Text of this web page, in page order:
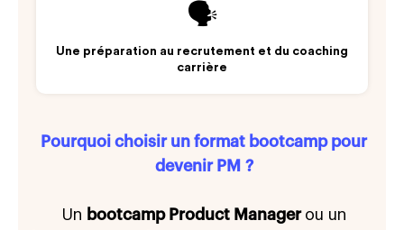
🗣️
Une préparation au recrutement et du coaching
carrière
Pourquoi choisir un format bootcamp pour
devenir PM ?
Un bootcamp Product Manager ou un